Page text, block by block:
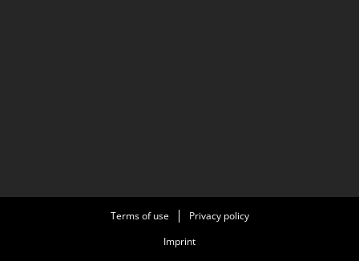
Terms of use
Privacy policy
Imprint